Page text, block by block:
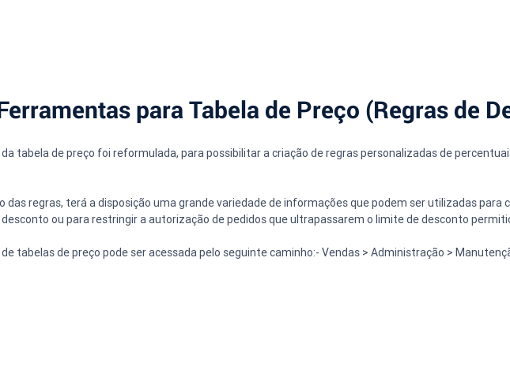
para Tabela de Preço (Regras de
tabela de preço foi reformulada, para possibilitar a criação de regras personalizadas de
das regras, terá a disposição uma grande variedade de informações que podem ser utilizadas para
ou para restringir a autorização de pedidos que ultrapassarem o limite de desconto
tabelas de preço pode ser acessada pelo seguinte caminho:- Vendas > Administração >